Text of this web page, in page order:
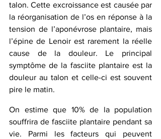
talon. Cette excroissance est causée par
la réorganisation de l’os en réponse à la
tension de l’aponévrose plantaire, mais
l’épine de Lenoir est rarement la réelle
cause de la douleur. Le principal
symptôme de la fasciite plantaire est la
douleur au talon et celle-ci est souvent
pire le matin.
On estime que 10% de la population
souffrira de fasciite plantaire pendant sa
vie. Parmi les facteurs qui peuvent